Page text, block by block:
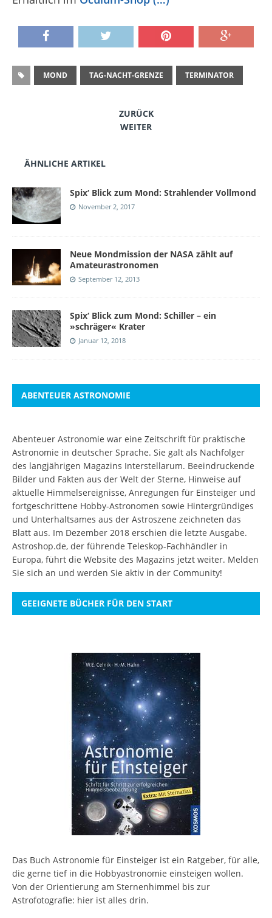
MOND TAG-NACHT-GRENZE TERMINATOR
ZURÜCK
WEITER
ÄHNLICHE ARTIKEL
Spix‘ Blick zum Mond: Strahlender Vollmond
November 2, 2017
Neue Mondmission der NASA zählt auf
Amateurastronomen
September 12, 2013
Spix‘ Blick zum Mond: Schiller – ein
»schräger« Krater
Januar 12, 2018
ABENTEUER ASTRONOMIE
Abenteuer Astronomie war eine Zeitschrift für praktische
Astronomie in deutscher Sprache. Sie galt als Nachfolger
des langjährigen Magazins Interstellarum. Beeindruckende
Bilder und Fakten aus der Welt der Sterne, Hinweise auf
aktuelle Himmelsereignisse, Anregungen für Einsteiger und
fortgeschrittene Hobby-Astronomen sowie Hintergründiges
und Unterhaltsames aus der Astroszene zeichneten das
Blatt aus. Im Dezember 2018 erschien die letzte Ausgabe.
Astroshop.de, der führende Teleskop-Fachhändler in
Europa, führt die Website des Magazins jetzt weiter. Melden
Sie sich an und werden Sie aktiv in der Community!
GEEIGNETE BÜCHER FÜR DEN START
Das Buch Astronomie für Einsteiger ist ein Ratgeber, für alle,
die gerne tief in die Hobbyastronomie einsteigen wollen.
Von der Orientierung am Sternenhimmel bis zur
Astrofotografie: hier ist alles drin.